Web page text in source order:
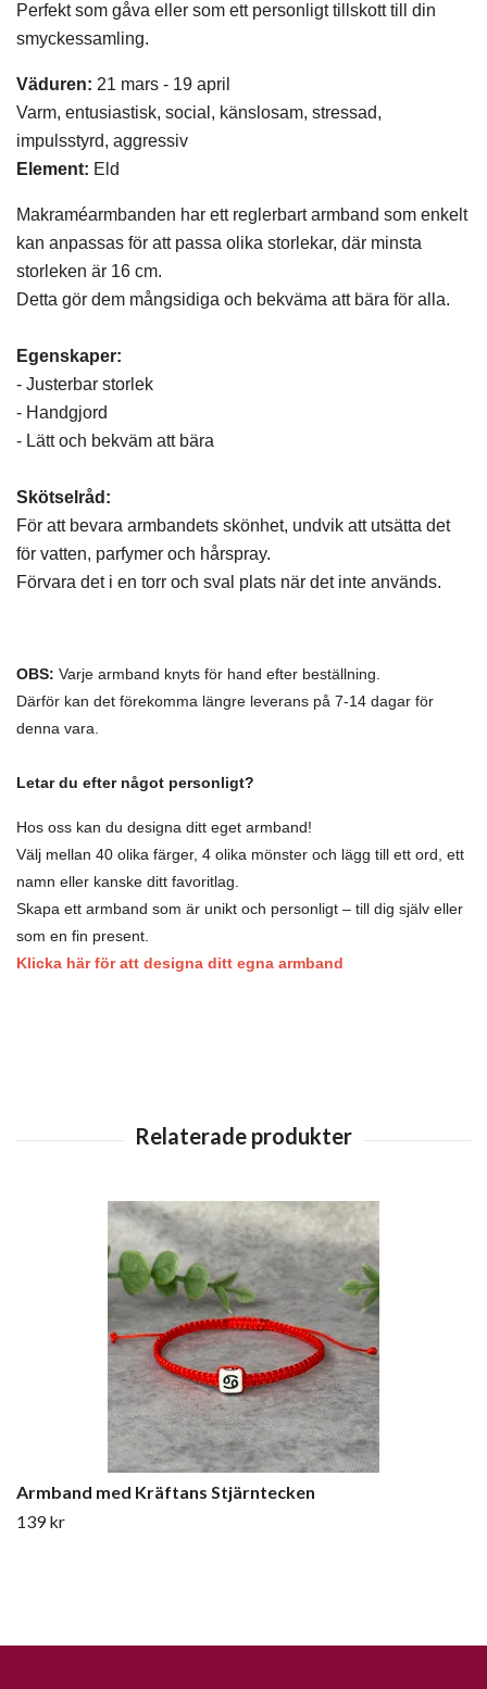
Perfekt som gåva eller som ett personligt tillskott till din
smyckessamling.
Väduren: 21 mars - 19 april
Varm, entusiastisk, social, känslosam, stressad,
impulsstyrd, aggressiv
Element: Eld
Makraméarmbanden har ett reglerbart armband som enkelt
kan anpassas för att passa olika storlekar, där minsta
storleken är 16 cm.
Detta gör dem mångsidiga och bekväma att bära för alla.
Egenskaper:
- Justerbar storlek
- Handgjord
- Lätt och bekväm att bära
Skötselråd:
För att bevara armbandets skönhet, undvik att utsätta det
för vatten, parfymer och hårspray.
Förvara det i en torr och sval plats när det inte används.
OBS: Varje armband knyts för hand efter beställning.
Därför kan det förekomma längre leverans på 7-14 dagar för
denna vara.
Letar du efter något personligt?
Hos oss kan du designa ditt eget armband!
Välj mellan 40 olika färger, 4 olika mönster och lägg till ett ord, ett
namn eller kanske ditt favoritlag.
Skapa ett armband som är unikt och personligt – till dig själv eller
som en fin present.
Klicka här för att designa ditt egna armband
Armband med Kräftans Stjärntecken
139 kr